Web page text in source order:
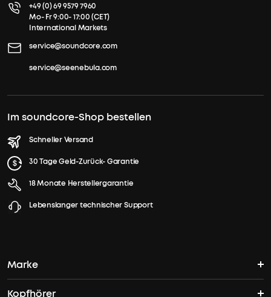
+49 (0) 69 9579 7960
Mo- Fr 9:00- 17:00 (CET)
International Markets
service@soundcore.com
service@seenebula.com
Im soundcore-Shop bestellen
Schneller Versand
30 Tage Geld-Zurück- Garantie
18 Monate Herstellergarantie
Lebenslanger technischer Support
Marke
soundcores Geschichte
Kopfhörer